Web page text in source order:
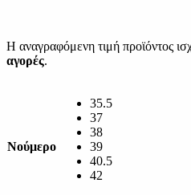
Η αναγραφόμενη τιμή προϊόντος
αγορές.
Νούμερο
35.5
37
38
39
40.5
42